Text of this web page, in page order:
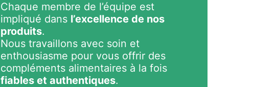
Chaque membre de l’équipe est
impliqué dans l’excellence de nos
produits.
Nous travaillons avec soin et
enthousiasme pour vous offrir des
compléments alimentaires à la fois
fiables et authentiques.